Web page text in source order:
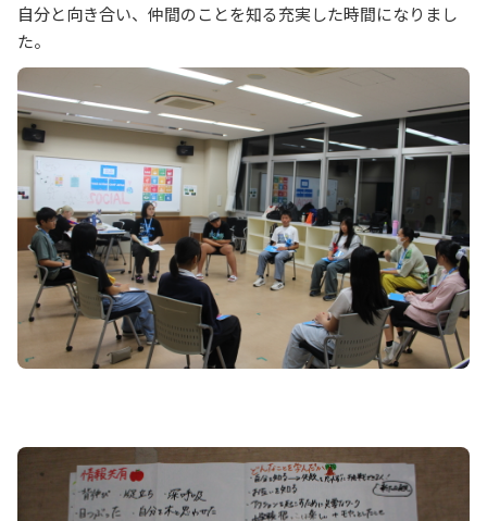
自分と向き合い、仲間のことを知る充実した時間になりまし
た。